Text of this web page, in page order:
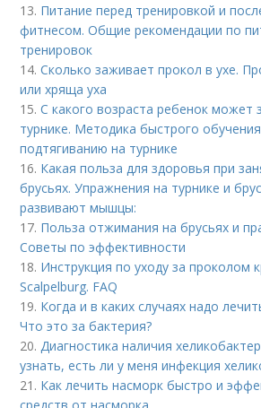
13. Питание перед тренировкой и
фитнесом. Общие рекомендации по
тренировок
14.Сколько заживает прокол в ухе.
или хряща уха
15.С какого возраста ребенок может
турнике. Методика быстрого
подтягиванию на турнике
16. Какая польза для здоровья при
брусьях. Упражнения на турнике и
развивают мышцы:
17. Польза отжимания на брусьях и
Советы по эффективности
18. Инструкция по уходу за проколом
Scalpelburg. FAQ
19. Когда и в каких случаях надо
Что это за бактерия?
20. Диагностика наличия
узнать, есть ли у меня инфекция
21. Как лечить насморк быстро и
средств от насморка